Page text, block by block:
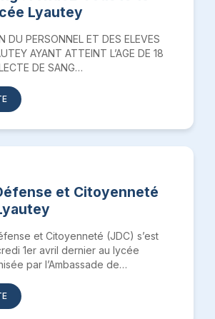
Lyautey
DU PERSONNEL ET DES ELEVES
AYANT ATTEINT L’AGE DE 18
DE SANG…
et Citoyenneté
et Citoyenneté (JDC) s’est
1er avril dernier au lycée
par l’Ambassade de…